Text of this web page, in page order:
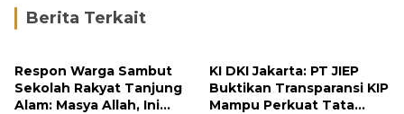
Berita Terkait
Respon Warga Sambut
Sekolah Rakyat Tanjung
Alam: Masya Allah, Ini
KI DKI Jakarta: PT JIEP
Buktikan Transparansi KIP
Mampu Perkuat Tata